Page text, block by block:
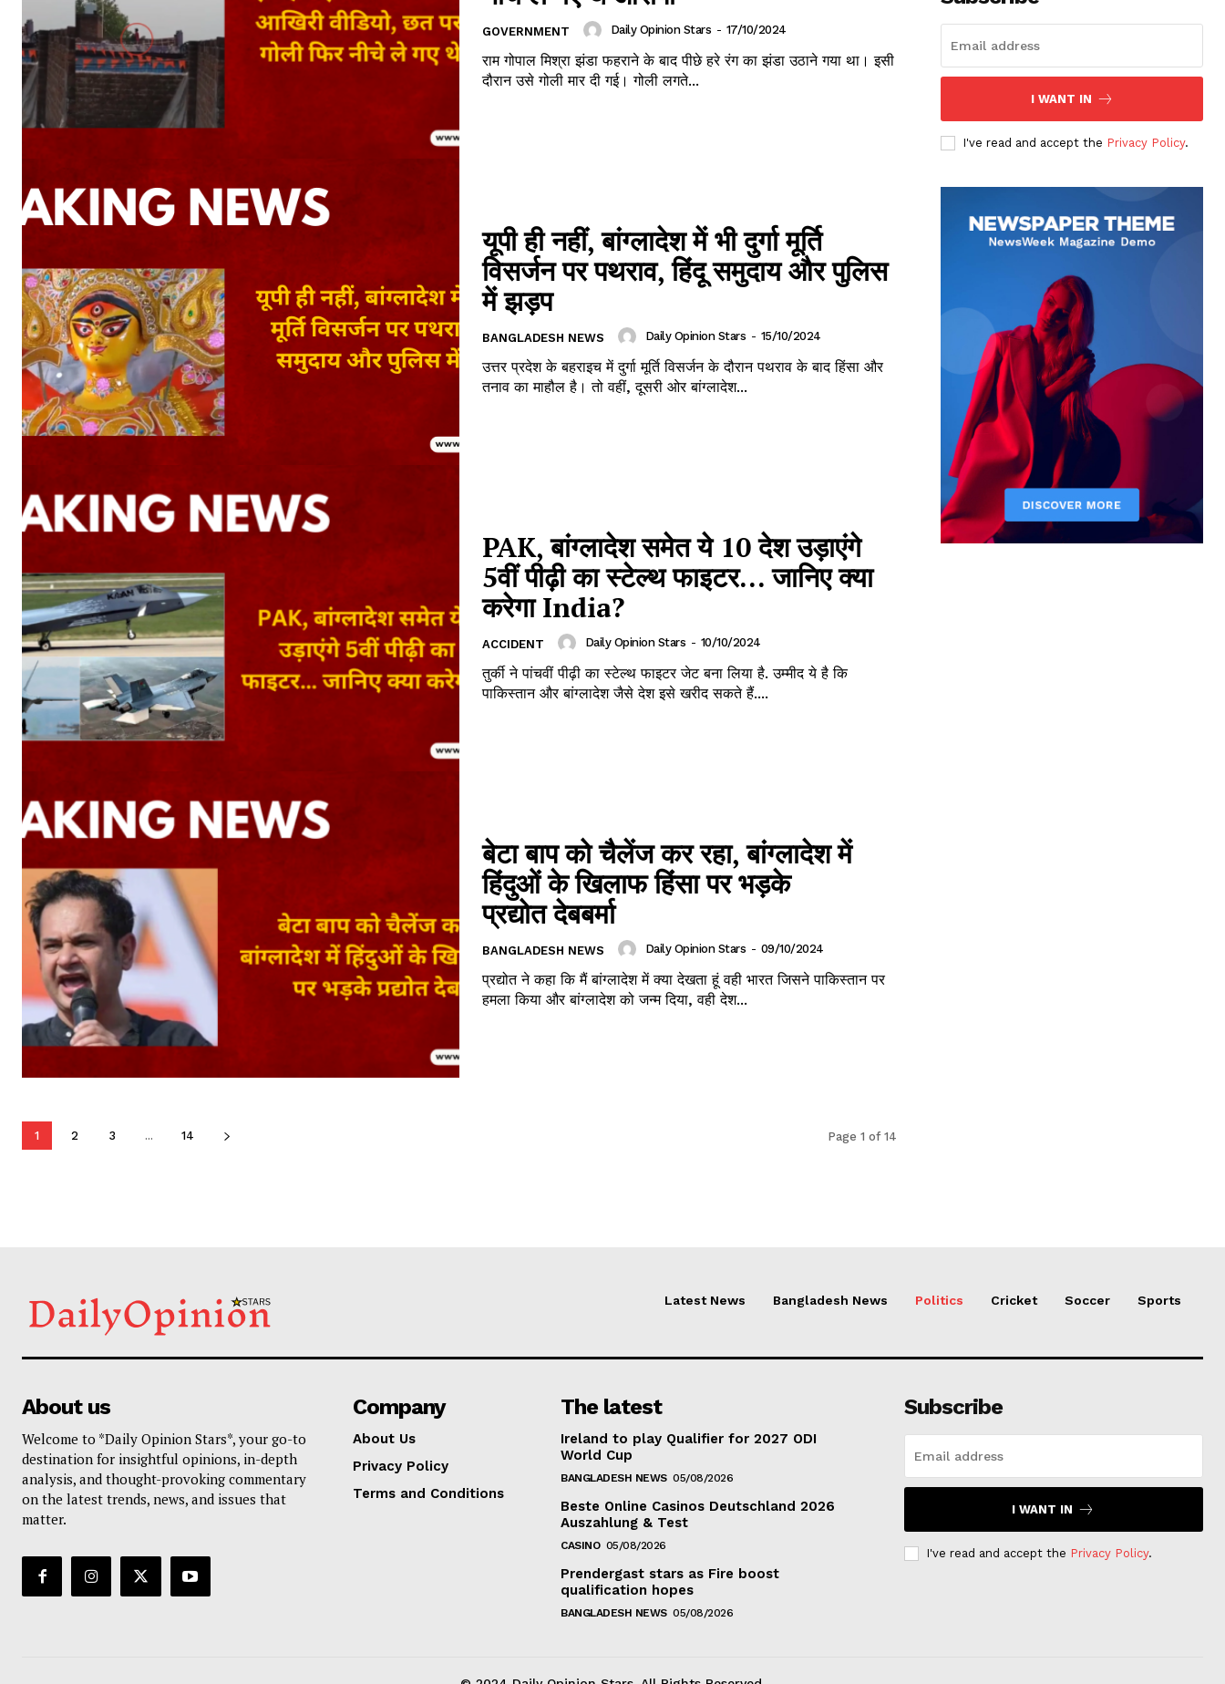
GOVERNMENT Daily Opinion Stars - 17/10/2024
राम गोपाल मिश्रा झंडा फहराने के बाद पीछे हरे रंग का झंडा उठाने गया था। इसी
दौरान उसे गोली मार दी गई। गोली लगते...
यूपी ही नहीं, बांग्लादेश में भी दुर्गा मूर्ति
विसर्जन पर पथराव, हिंदू समुदाय और पुलिस
में झड़प
BANGLADESH NEWS Daily Opinion Stars - 15/10/2024
उत्तर प्रदेश के बहराइच में दुर्गा मूर्ति विसर्जन के दौरान पथराव के बाद हिंसा और
तनाव का माहौल है। तो वहीं, दूसरी ओर बांग्लादेश...
PAK, बांग्लादेश समेत ये 10 देश उड़ाएंगे
5वीं पीढ़ी का स्टेल्थ फाइटर… जानिए क्या
करेगा India?
ACCIDENT Daily Opinion Stars - 10/10/2024
तुर्की ने पांचवीं पीढ़ी का स्टेल्थ फाइटर जेट बना लिया है. उम्मीद ये है कि
पाकिस्तान और बांग्लादेश जैसे देश इसे खरीद सकते हैं....
बेटा बाप को चैलेंज कर रहा, बांग्लादेश में
हिंदुओं के खिलाफ हिंसा पर भड़के
प्रद्योत देबबर्मा
BANGLADESH NEWS Daily Opinion Stars - 09/10/2024
प्रद्योत ने कहा कि मैं बांग्लादेश में क्या देखता हूं वही भारत जिसने पाकिस्तान पर
हमला किया और बांग्लादेश को जन्म दिया, वही देश...
1 2 3 ... 14 Page 1 of 14
I WANT IN
I've read and accept the Privacy Policy.
Latest News Bangladesh News Politics Cricket Soccer Sports
About us
Welcome to *Daily Opinion Stars*, your go-to
destination for insightful opinions, in-depth
analysis, and thought-provoking commentary
on the latest trends, news, and issues that
matter.
Company
About Us
Privacy Policy
Terms and Conditions
The latest
Ireland to play Qualifier for 2027 ODI
World Cup
BANGLADESH NEWS 05/08/2026
Beste Online Casinos Deutschland 2026
Auszahlung & Test
CASINO 05/08/2026
Prendergast stars as Fire boost
qualification hopes
BANGLADESH NEWS 05/08/2026
Subscribe
I WANT IN
I've read and accept the Privacy Policy.